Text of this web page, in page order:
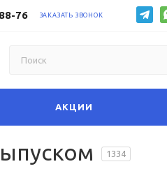
76 ЗАКАЗАТЬ ЗВОНОК
АКЦИИ
1334